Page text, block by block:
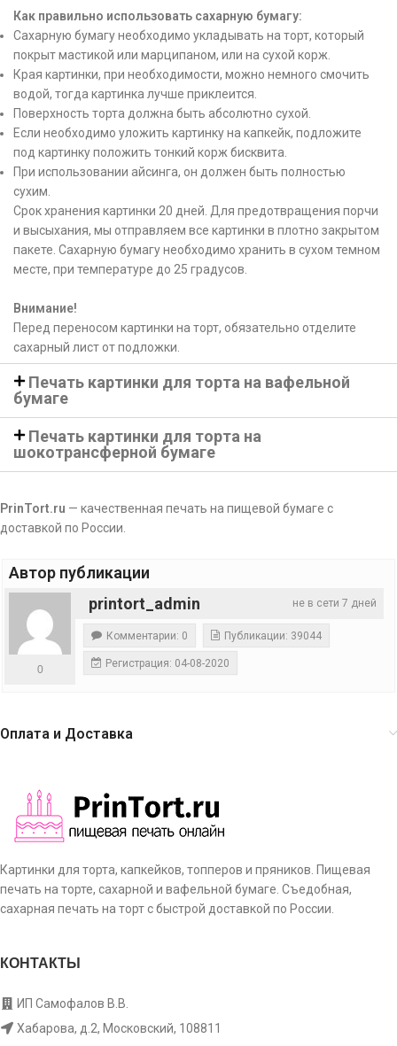
Как правильно использовать сахарную бумагу:
Сахарную бумагу необходимо укладывать на торт, который
покрыт мастикой или марципаном, или на сухой корж.
Края картинки, при необходимости, можно немного смочить
водой, тогда картинка лучше приклеится.
Поверхность торта должна быть абсолютно сухой.
Если необходимо уложить картинку на капкейк, подложите
под картинку положить тонкий корж бисквита.
При использовании айсинга, он должен быть полностью
сухим.
Срок хранения картинки 20 дней. Для предотвращения порчи
и высыхания, мы отправляем все картинки в плотно закрытом
пакете. Сахарную бумагу необходимо хранить в сухом темном
месте, при температуре до 25 градусов.
Внимание!
Перед переносом картинки на торт, обязательно отделите
сахарный лист от подложки.
Печать картинки для торта на вафельной
бумаге
Печать картинки для торта на
шокотрансферной бумаге
PrinTort.ru — качественная печать на пищевой бумаге с
доставкой по России.
Автор публикации
не в сети 7 дней
printort_admin
0
Комментарии: 0 Публикации: 39044
Регистрация: 04-08-2020
Оплата и Доставка
Картинки для торта, капкейков, топперов и пряников. Пищевая
печать на торте, сахарной и вафельной бумаге. Съедобная,
сахарная печать на торт с быстрой доставкой по России.
КОНТАКТЫ
ИП Самофалов В.В.
Хабарова, д.2, Московский, 108811